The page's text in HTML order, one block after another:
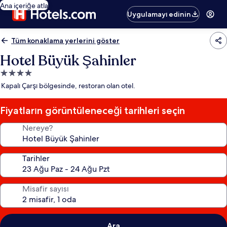
Ana içeriğe atla
Uygulamayı edinin
Tüm konaklama yerlerini göster
Hotel Büyük Şahinler
4.0
yıldızlı
yeri
Kapalı Çarşı bölgesinde, restoran olan otel.
Fiyatların görüntüleneceği tarihleri seçin
Nereye?
Tarihler
Misafir sayısı